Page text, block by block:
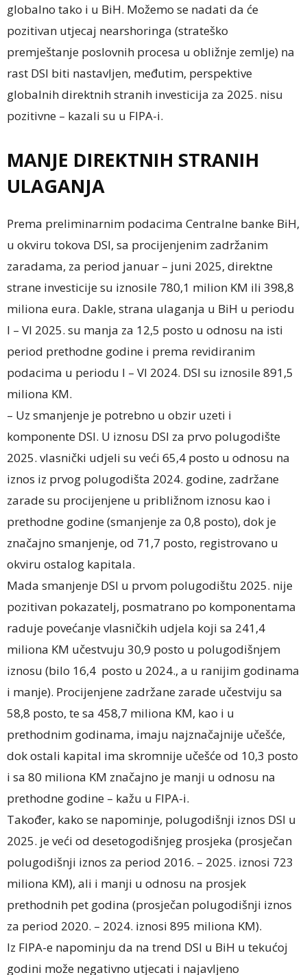
globalno tako i u BiH. Možemo se nadati da će
pozitivan utjecaj nearshoringa (strateško
premještanje poslovnih procesa u obližnje zemlje) na
rast DSI biti nastavljen, međutim, perspektive
globalnih direktnih stranih investicija za 2025. nisu
pozitivne – kazali su u FIPA-i.
MANJE DIREKTNIH STRANIH
ULAGANJA
Prema preliminarnim podacima Centralne banke BiH,
u okviru tokova DSI, sa procijenjenim zadržanim
zaradama, za period januar – juni 2025, direktne
strane investicije su iznosile 780,1 milion KM ili 398,8
miliona eura. Dakle, strana ulaganja u BiH u periodu
I – VI 2025. su manja za 12,5 posto u odnosu na isti
period prethodne godine i prema revidiranim
podacima u periodu I – VI 2024. DSI su iznosile 891,5
miliona KM.
– Uz smanjenje je potrebno u obzir uzeti i
komponente DSI. U iznosu DSI za prvo polugodište
2025. vlasnički udjeli su veći 65,4 posto u odnosu na
iznos iz prvog polugodišta 2024. godine, zadržane
zarade su procijenjene u približnom iznosu kao i
prethodne godine (smanjenje za 0,8 posto), dok je
značajno smanjenje, od 71,7 posto, registrovano u
okviru ostalog kapitala.
Mada smanjenje DSI u prvom polugodištu 2025. nije
pozitivan pokazatelj, posmatrano po komponentama
raduje povećanje vlasničkih udjela koji sa 241,4
miliona KM učestvuju 30,9 posto u polugodišnjem
iznosu (bilo 16,4 posto u 2024., a u ranijim godinama
i manje). Procijenjene zadržane zarade učestviju sa
58,8 posto, te sa 458,7 miliona KM, kao i u
prethodnim godinama, imaju najznačajnije učešće,
dok ostali kapital ima skromnije učešće od 10,3 posto
i sa 80 miliona KM značajno je manji u odnosu na
prethodne godine – kažu u FIPA-i.
Također, kako se napominje, polugodišnji iznos DSI u
2025. je veći od desetogodišnjeg prosjeka (prosječan
polugodišnji iznos za period 2016. – 2025. iznosi 723
miliona KM), ali i manji u odnosu na prosjek
prethodnih pet godina (prosječan polugodišnji iznos
za period 2020. – 2024. iznosi 895 miliona KM).
Iz FIPA-e napominju da na trend DSI u BiH u tekućoj
godini može negativno utjecati i najavljeno